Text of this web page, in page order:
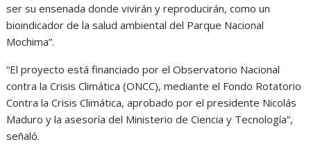
ser su ensenada donde vivirán y reproducirán, como un
bioindicador de la salud ambiental del Parque Nacional
Mochima”.
“El proyecto está financiado por el Observatorio Nacional
contra la Crisis Climática (ONCC), mediante el Fondo Rotatorio
Contra la Crisis Climática, aprobado por el presidente Nicolás
Maduro y la asesoría del Ministerio de Ciencia y Tecnología”,
señaló.